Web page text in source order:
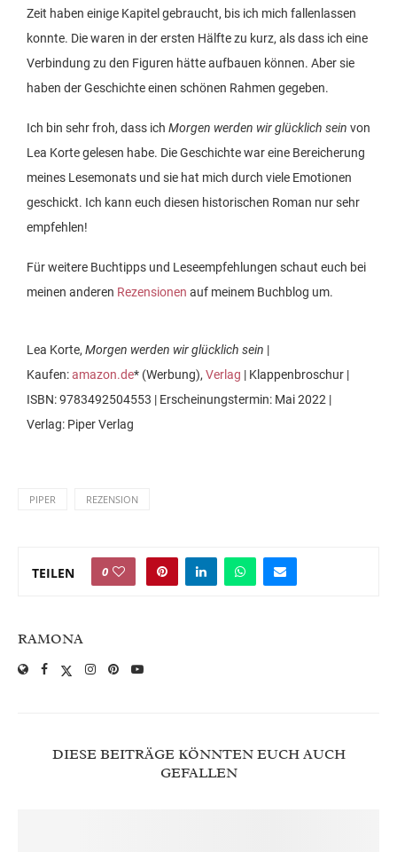
Zeit haben einige Kapitel gebraucht, bis ich mich fallenlassen
konnte. Die waren in der ersten Hälfte zu kurz, als dass ich eine
Verbindung zu den Figuren hätte aufbauen können. Aber sie
haben der Geschichte einen schönen Rahmen gegeben.
Ich bin sehr froh, dass ich Morgen werden wir glücklich sein von
Lea Korte gelesen habe. Die Geschichte war eine Bereicherung
meines Lesemonats und sie hat mich durch viele Emotionen
geschickt. Ich kann euch diesen historischen Roman nur sehr
empfehlen!
Für weitere Buchtipps und Leseempfehlungen schaut euch bei
meinen anderen Rezensionen auf meinem Buchblog um.
Lea Korte, Morgen werden wir glücklich sein |
Kaufen:amazon.de* (Werbung), Verlag | Klappenbroschur |
ISBN: 9783492504553 | Erscheinungstermin: Mai 2022 |
Verlag: Piper Verlag
PIPER REZENSION
TEILEN 0
RAMONA
DIESE BEITRÄGE KÖNNTEN EUCH AUCH
GEFALLEN